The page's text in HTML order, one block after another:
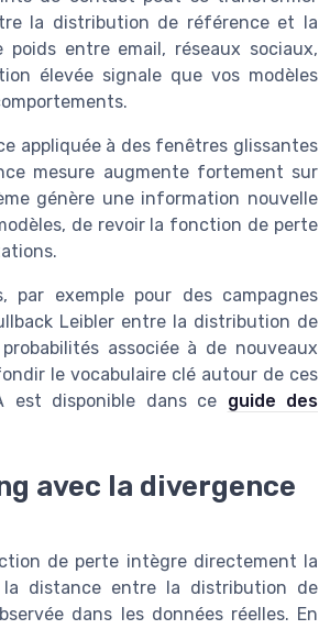
la distribution de référence et la
entre email, réseaux sociaux,
élevée signale que vos modèles
appliquée à des fenêtres glissantes
mesure augmente fortement sur
génère une information nouvelle
de revoir la fonction de perte
par exemple pour des campagnes
Leibler entre la distribution de
associée à de nouveaux
le vocabulaire clé autour de ces
est disponible dans ce guide des
avec la divergence
de perte intègre directement la
distance entre la distribution de
dans les données réelles. En